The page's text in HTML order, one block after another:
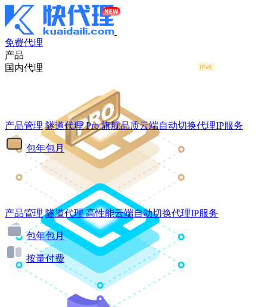
免费代理
产品
国内代理
产品管理 隧道代理Pro 旗舰品质云端自动切换代理IP服务
包年包月
产品管理 隧道代理 高性能云端自动切换代理IP服务
包年包月
按量付费